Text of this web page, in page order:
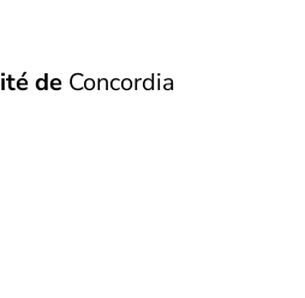
de Concordia